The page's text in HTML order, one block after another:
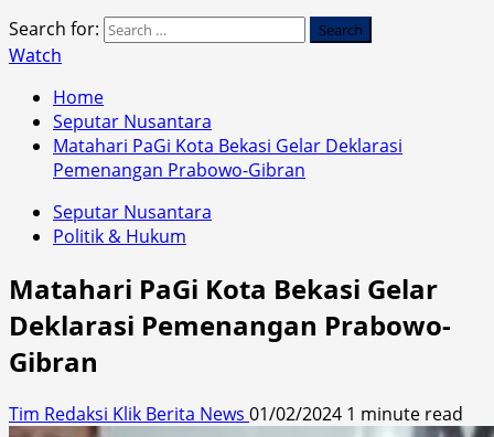
Search for:
Watch
Home
Seputar Nusantara
Matahari PaGi Kota Bekasi Gelar Deklarasi
Pemenangan Prabowo-Gibran
Seputar Nusantara
Politik & Hukum
Matahari PaGi Kota Bekasi Gelar
Deklarasi Pemenangan Prabowo-
Gibran
Tim Redaksi Klik Berita News 01/02/2024 1 minute read